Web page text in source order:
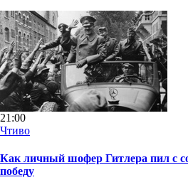
21:00
Чтиво
Как личный шофер Гитлера пил с
победу